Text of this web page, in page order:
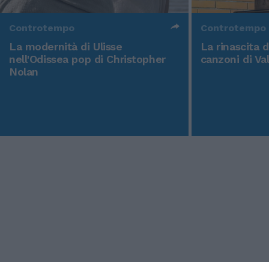
Controtempo
La modernità di Ulisse
nell'Odissea pop di Christopher
Nolan
Controtempo
La rinascita
canzoni di